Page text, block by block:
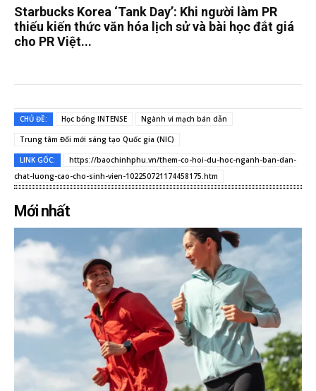
Starbucks Korea ‘Tank Day’: Khi người làm PR
thiếu kiến thức văn hóa lịch sử và bài học đắt giá
cho PR Việt...
CHỦ ĐỀ: Học bổng INTENSE Ngành vi mạch bán dẫn
Trung tâm Đổi mới sáng tạo Quốc gia (NIC)
LINK GỐC:
https://baochinhphu.vn/them-co-hoi-du-hoc-nganh-ban-dan-
chat-luong-cao-cho-sinh-vien-102250721174458175.htm
Mới nhất